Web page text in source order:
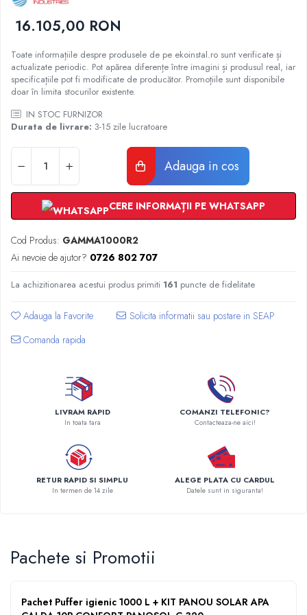
Radiatoare Otel Vogel&Noot
Radiatoare Otel Korado
Automatizare Termostate
Detectoare
Termostate centrala ambient
Detectoare de gaz si electrovalve
Detectoare de inundatie
Automatizari centrala termica
Stabilizatoare de tensiune
Panouri solare apa calda
Accesorii panouri solare apa calda
Kituri panouri solare apa calda
Panouri solare nepresurizate
Automatizari panouri solare
solare
Pompe de caldura
Centrale peleti lemn
16.105,00 RON
Toate informațiile despre produsele de pe ekoinstal.ro sunt verificate și
actualizate periodic. Pot apărea diferențe între imagini și produsul real, iar
specificațiile pot fi modificate de producător. Promoțiile sunt disponibile
doar în limita stocurilor existente.
IN STOC FURNIZOR
Durata de livrare: 3-15 zile lucratoare
Adauga in cos
CERE INFORMAȚII PE WHATSAPP
Cod Produs: GAMMA1000R2
Ai nevoie de ajutor? 0726 802 707
La achizitionarea acestui produs primiti 161 puncte de fidelitate
Adauga la Favorite
Comanda rapida
LIVRAM RAPID
In toata tara
COMANZI TELEFONIC?
Contacteaza-ne aici!
RETUR RAPID SI SIMPLU
In termen de 14 zile
ALEGE PLATA CU CARDUL
Datele sunt in siguranta!
Pachete si Promotii
Pachet Puffer igienic 1000 L + KIT PANOU SOLAR APA